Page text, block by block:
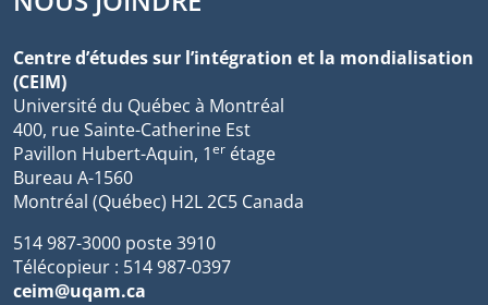
Centre d’études sur l’intégration et la mondialisation
(CEIM)
Université du Québec à Montréal
400, rue Sainte-Catherine Est
Pavillon Hubert-Aquin, 1er étage
Bureau A-1560
Montréal (Québec) H2L 2C5 Canada
514 987-3000 poste 3910
Télécopieur : 514 987-0397
ceim@uqam.ca